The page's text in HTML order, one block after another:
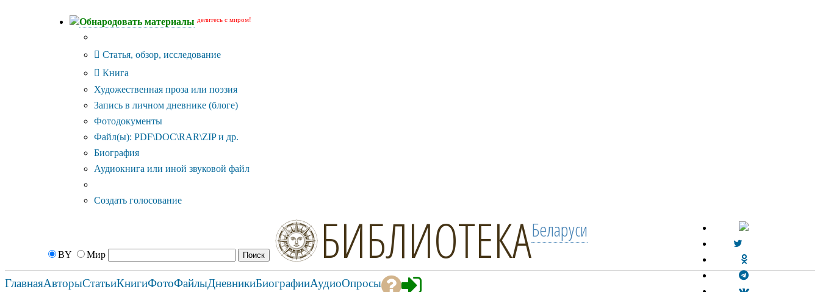
Обнародовать материалы делитесь с миром!
Статья, обзор, исследование
Книга
Художественная проза или поэзия
Запись в личном дневнике (блоге)
Фотодокументы
Файл(ы): PDF\DOC\RAR\ZIP и др.
Биография
Аудиокнига или иной звуковой файл
Создать голосование
BY Мир БИБЛИОТЕКАБеларуси
ГлавнаяАвторыСтатьиКнигиФотоФайлыДневникиБиографииАудиоОпросы